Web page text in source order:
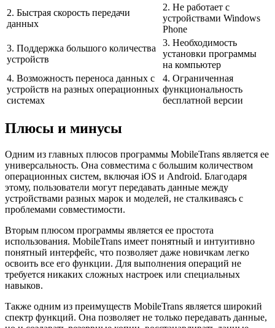
2. Быстрая скорость передачи
данных
2. Не работает с
устройствами Windows
Phone
3. Поддержка большого количества
устройств
3. Необходимость
установки программы
на компьютер
4. Возможность переноса данных с
устройств на разных операционных
системах
4. Ограниченная
функциональность
бесплатной версии
Плюсы и минусы
Одним из главных плюсов программы MobileTrans является ее
универсальность. Она совместима с большим количеством
операционных систем, включая iOS и Android. Благодаря
этому, пользователи могут передавать данные между
устройствами разных марок и моделей, не сталкиваясь с
проблемами совместимости.
Вторым плюсом программы является ее простота
использования. MobileTrans имеет понятный и интуитивно
понятный интерфейс, что позволяет даже новичкам легко
освоить все его функции. Для выполнения операций не
требуется никаких сложных настроек или специальных
навыков.
Также одним из преимуществ MobileTrans является широкий
спектр функций. Она позволяет не только передавать данные,